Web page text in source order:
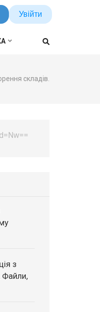
Увійти
складів.
з
Файли,